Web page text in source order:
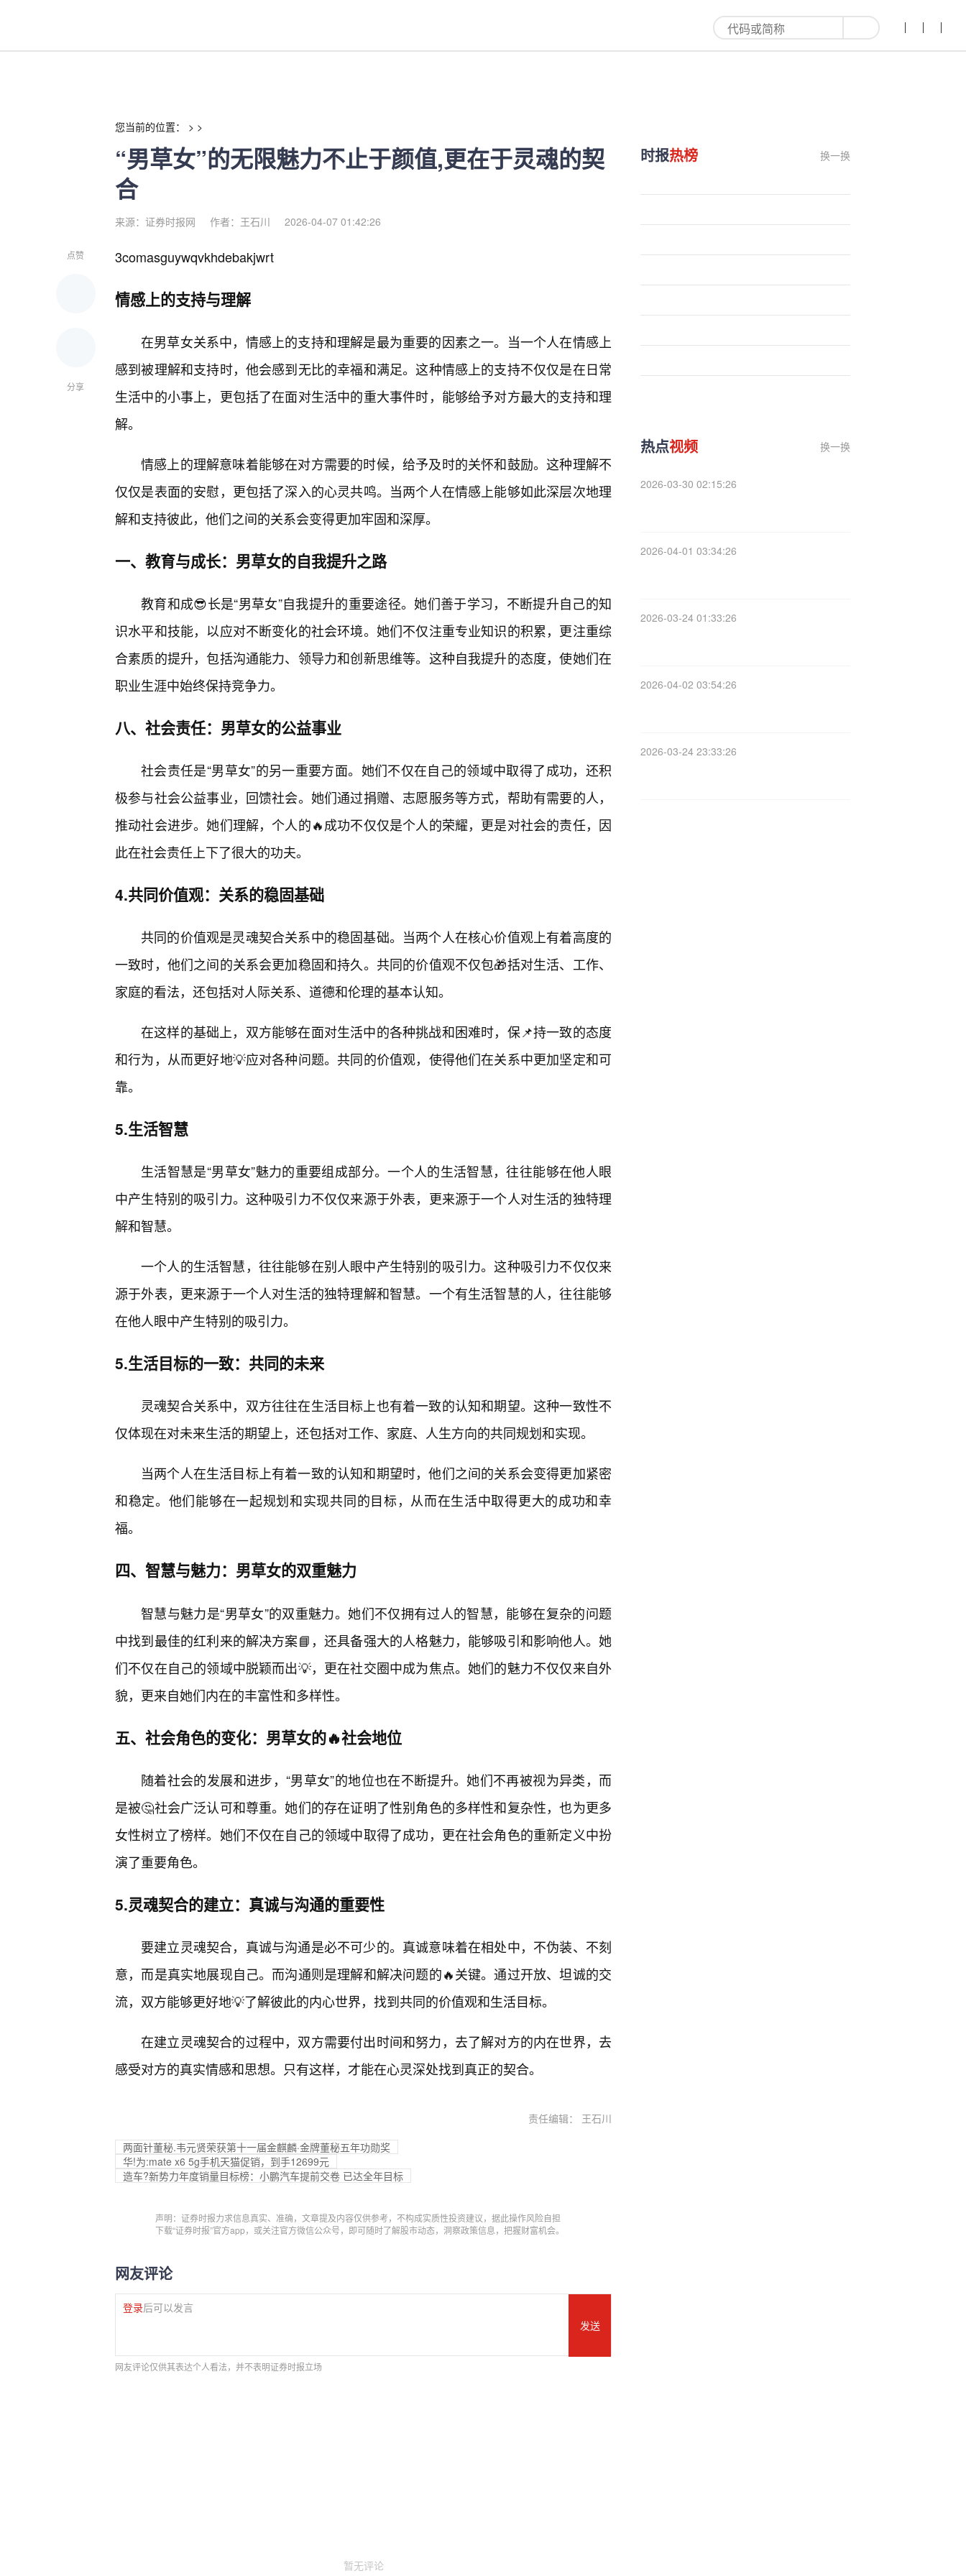
您当前的位置： > >
“男草女”的无限魅力不止于颜值,更在于灵魂的契
合
来源：证券时报网 作者：王石川 2026-04-07 01:42:26
点赞
分享
3comasguywqvkhdebakjwrt
情感上的支持与理解
在男草女关系中，情感上的支持和理解是最为重要的因素之一。当一个人在情感上
感到被理解和支持时，他会感到无比的幸福和满足。这种情感上的支持不仅仅是在日常
生活中的小事上，更包括了在面对生活中的重大事件时，能够给予对方最大的支持和理
解。
情感上的理解意味着能够在对方需要的时候，给予及时的关怀和鼓励。这种理解不
仅仅是表面的安慰，更包括了深入的心灵共鸣。当两个人在情感上能够如此深层次地理
解和支持彼此，他们之间的关系会变得更加牢固和深厚。
一、教育与成长：男草女的自我提升之路
教育和成😎长是“男草女”自我提升的重要途径。她们善于学习，不断提升自己的知
识水平和技能，以应对不断变化的社会环境。她们不仅注重专业知识的积累，更注重综
合素质的提升，包括沟通能力、领导力和创新思维等。这种自我提升的态度，使她们在
职业生涯中始终保持竞争力。
八、社会责任：男草女的公益事业
社会责任是“男草女”的另一重要方面。她们不仅在自己的领域中取得了成功，还积
极参与社会公益事业，回馈社会。她们通过捐赠、志愿服务等方式，帮助有需要的人，
推动社会进步。她们理解，个人的🔥成功不仅仅是个人的荣耀，更是对社会的责任，因
此在社会责任上下了很大的功夫。
4.共同价值观：关系的稳固基础
共同的价值观是灵魂契合关系中的稳固基础。当两个人在核心价值观上有着高度的
一致时，他们之间的关系会更加稳固和持久。共同的价值观不仅包🎁括对生活、工作、
家庭的看法，还包括对人际关系、道德和伦理的基本认知。
在这样的基础上，双方能够在面对生活中的各种挑战和困难时，保📌持一致的态度
和行为，从而更好地💡应对各种问题。共同的价值观，使得他们在关系中更加坚定和可
靠。
5.生活智慧
生活智慧是“男草女”魅力的重要组成部分。一个人的生活智慧，往往能够在他人眼
中产生特别的吸引力。这种吸引力不仅仅来源于外表，更来源于一个人对生活的独特理
解和智慧。
一个人的生活智慧，往往能够在别人眼中产生特别的吸引力。这种吸引力不仅仅来
源于外表，更来源于一个人对生活的独特理解和智慧。一个有生活智慧的人，往往能够
在他人眼中产生特别的吸引力。
5.生活目标的一致：共同的未来
灵魂契合关系中，双方往往在生活目标上也有着一致的认知和期望。这种一致性不
仅体现在对未来生活的期望上，还包括对工作、家庭、人生方向的共同规划和实现。
当两个人在生活目标上有着一致的认知和期望时，他们之间的关系会变得更加紧密
和稳定。他们能够在一起规划和实现共同的目标，从而在生活中取得更大的成功和幸
福。
四、智慧与魅力：男草女的双重魅力
智慧与魅力是“男草女”的双重魅力。她们不仅拥有过人的智慧，能够在复杂的问题
中找到最佳的红利来的解决方案📘，还具备强大的人格魅力，能够吸引和影响他人。她
们不仅在自己的领域中脱颖而出💡，更在社交圈中成为焦点。她们的魅力不仅仅来自外
貌，更来自她们内在的丰富性和多样性。
五、社会角色的变化：男草女的🔥社会地位
随着社会的发展和进步，“男草女”的地位也在不断提升。她们不再被视为异类，而
是被🤔社会广泛认可和尊重。她们的存在证明了性别角色的多样性和复杂性，也为更多
女性树立了榜样。她们不仅在自己的领域中取得了成功，更在社会角色的重新定义中扮
演了重要角色。
5.灵魂契合的建立：真诚与沟通的重要性
要建立灵魂契合，真诚与沟通是必不可少的。真诚意味着在相处中，不伪装、不刻
意，而是真实地展现自己。而沟通则是理解和解决问题的🔥关键。通过开放、坦诚的交
流，双方能够更好地💡了解彼此的内心世界，找到共同的价值观和生活目标。
在建立灵魂契合的过程中，双方需要付出时间和努力，去了解对方的内在世界，去
感受对方的真实情感和思想。只有这样，才能在心灵深处找到真正的契合。
责任编辑： 王石川
两面针董秘.韦元贤荣获第十一届金麒麟·金牌董秘五年功勋奖
华!为:mate x6 5g手机天猫促销，到手12699元
造车?新势力年度销量目标榜：小鹏汽车提前交卷 已达全年目标
声明：证券时报力求信息真实、准确，文章提及内容仅供参考，不构成实质性投资建议，据此操作风险自担
下载“证券时报”官方app，或关注官方微信公众号，即可随时了解股市动态，洞察政策信息，把握财富机会。
网友评论
登录后可以发言
发送
网友评论仅供其表达个人看法，并不表明证券时报立场
暂无评论
时报热榜 换一换
热点视频 换一换
2026-03-30 02:15:26
2026-04-01 03:34:26
2026-03-24 01:33:26
2026-04-02 03:54:26
2026-03-24 23:33:26